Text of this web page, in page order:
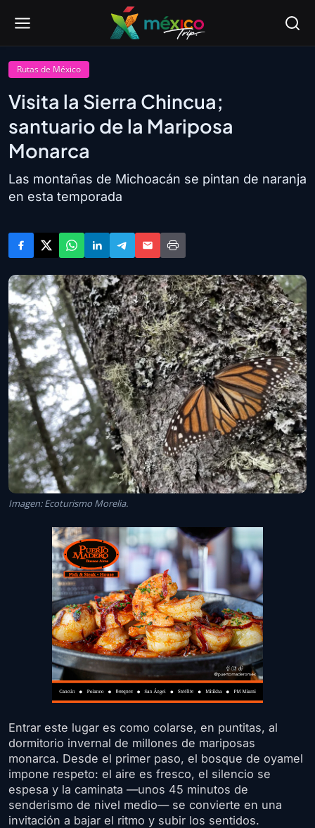
Rutas de México
Visita la Sierra Chincua;
santuario de la Mariposa
Monarca
Las montañas de Michoacán se pintan de naranja
en esta temporada
Imagen: Ecoturismo Morelia.
Entrar este lugar es como colarse, en puntitas, al
dormitorio invernal de millones de mariposas
monarca. Desde el primer paso, el bosque de oyamel
impone respeto: el aire es fresco, el silencio se
espesa y la caminata —unos 45 minutos de
senderismo de nivel medio— se convierte en una
invitación a bajar el ritmo y subir los sentidos.